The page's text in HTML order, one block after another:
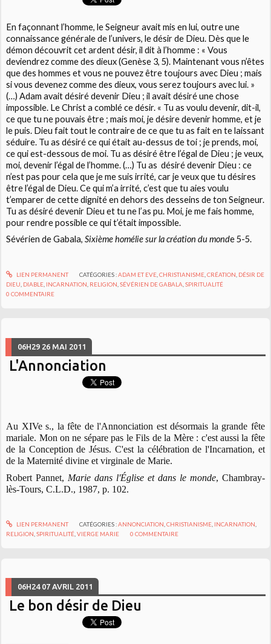
En façonnant l’homme, le Seigneur avait mis en lui, outre une
connaissance générale de l’univers, le désir de Dieu. Dès que le
démon découvrit cet ardent désir, il dit à l’homme : « Vous
deviendrez comme des dieux (Genèse 3, 5). Maintenant vous n’êtes
que des hommes et vous ne pouvez être toujours avec Dieu ; mais
si vous devenez comme des dieux, vous serez toujours avec lui. »
(…) Adam avait désiré devenir Dieu ; il avait désiré une chose
impossible. Le Christ a comblé ce désir. « Tu as voulu devenir, dit-il,
ce que tu ne pouvais être ; mais moi, je désire devenir homme, et je
le puis. Dieu fait tout le contraire de ce que tu as fait en te laissant
séduire. Tu as désiré ce qui était au-dessus de toi ; je prends, moi,
ce qui est-dessous de moi. Tu as désiré être l’égal de Dieu ; je veux,
moi, devenir l’égal de l’homme. (…) Tu as désiré devenir Dieu : ce
n’est pas pour cela que je me suis irrité, car je veux que tu désires
être l’égal de Dieu. Ce qui m’a irrité, c’est que tu aies voulu
t’emparer de cette dignité en dehors des desseins de ton Seigneur.
Tu as désiré devenir Dieu et tu ne l’as pu. Moi, je me fais homme,
pour rendre possible ce qui t’était impossible.
Sévérien de Gabala,Sixième homélie sur la création du monde 5-5.
LIEN PERMANENT CATÉGORIES :ADAM ET EVE, CHRISTIANISME, CRÉATION DÉSIR DE
DIEU DIABLE INCARNATION RELIGION ,SÉVÉRIEN DE GABALA ,SPIRITUALITÉ
0 COMMENTAIRE
06H29 26 MAI 2011
L'Annonciation
Au XIVe s., la fête de l'Annonciation est désormais la grande fête
mariale. Mon on ne sépare pas le Fils de la Mère : c'est aussi la fête
de la Conception de Jésus. C'est la célébration de l'Incarnation, et
de la Maternité divine et virginale de Marie.
Robert Pannet, Marie dans l'Église et dans le monde, Chambray-
lès-Tours, C.L.D., 1987, p. 102.
LIEN PERMANENT CATÉGORIES :ANNONCIATION CHRISTIANISME, INCARNATION
RELIGION ,SPIRITUALITÉ ,VIERGE MARIE 0 COMMENTAIRE
06H24 07 AVRIL 2011
Le bon désir de Dieu